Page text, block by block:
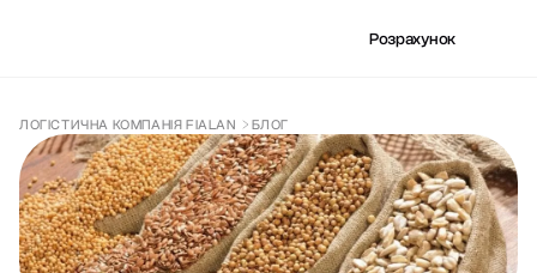
Розрахунок
ЛОГІСТИЧНА КОМПАНІЯ FIALAN БЛОГ